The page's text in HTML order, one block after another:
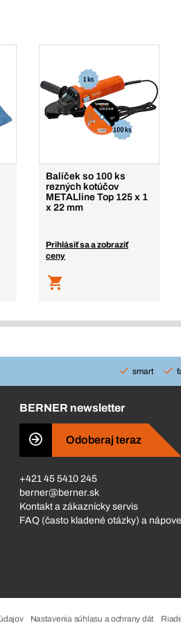
Balíček so 100 ks
rezných kotúčov
METALline Top 125 x 1
x 22 mm
Prihlásiť sa a zobraziť
ceny
smart
BERNER newsletter
Odoberaj teraz
+421 45 5410 245
berner@berner.sk
Kontakt a zákaznícky servis
FAQ (často kladené otázky) a
Nastavenia súhlasu a ochrany dát